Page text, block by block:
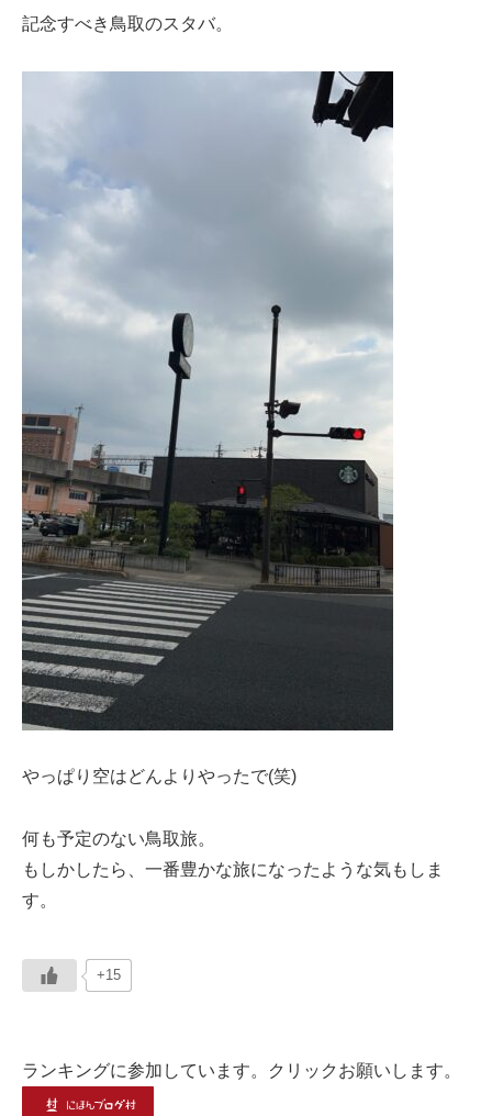
記念すべき鳥取のスタバ。
やっぱり空はどんよりやったで(笑)
何も予定のない鳥取旅。
もしかしたら、一番豊かな旅になったような気もしま
す。
+15
ランキングに参加しています。クリックお願いします。